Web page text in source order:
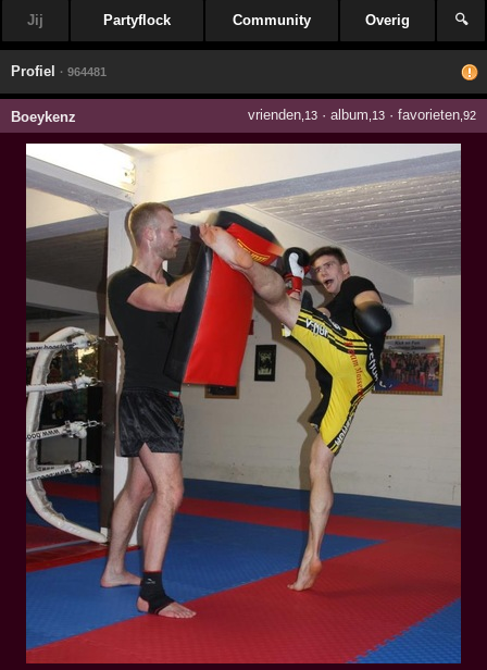
Jij Partyflock Community Overig 🔍
Profiel · 964481
Boeykenz vrienden,13· album ,13· favorieten,92